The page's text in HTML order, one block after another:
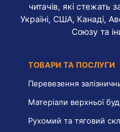
читачів, які стежать
Україні, США, Канаді,
Союзу та
ТОВАРИ ТА ПОСЛУГИ
Перевезення
Матеріали верхньої
Рухомий та тяговий